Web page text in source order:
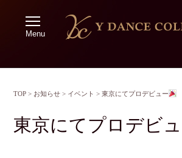
Menu
TOP > お知らせ > イベント >東京にてプロデビュー
東京にてプロデビ